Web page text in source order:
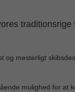
og mesterligt
mulighed for at